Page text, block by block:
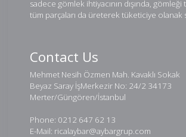
sadece gömlek ihtiyacının dışında, gömleği
tüm parçaları da üreterek tüketiciye olanak
Contact Us
Mehmet Nesih Özmen Mah. Kavaklı Sokak
Beyaz Saray İşMerkezir No: 24/2 34173
Merter/Güngören/İstanbul
Phone: 0212 647 62 13
E-Mail: ricalaybar@aybargrup.com